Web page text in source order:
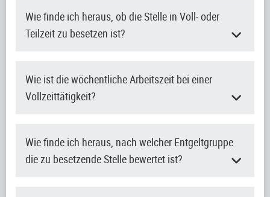
Wie finde ich heraus, ob die Stelle in Voll- oder
Teilzeit zu besetzen ist?
Wie ist die wöchentliche Arbeitszeit bei einer
Vollzeittätigkeit?
Wie finde ich heraus, nach welcher Entgeltgruppe
die zu besetzende Stelle bewertet ist?